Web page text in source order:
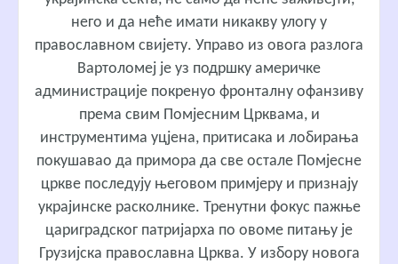
него и да неће имати никакву улогу у
православном свијету. Управо из овога разлога
Вартоломеј је уз подршку америчке
администрације покренуо фронталну офанзиву
према свим Помјесним Црквама, и
инструментима уцјена, притисака и лобирања
покушавао да примора да све остале Помјесне
цркве последују његовом примјеру и признају
украјинске расколнике. Тренутни фокус пажње
цариградског патријарха по овоме питању је
Грузијска православна Црква. У избору новога